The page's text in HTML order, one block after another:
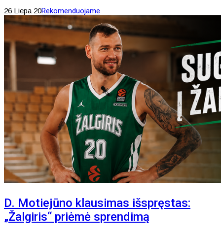
26 Liepa 20Rekomenduojame
D. Motiejūno klausimas išspręstas:
„Žalgiris“ priėmė sprendimą